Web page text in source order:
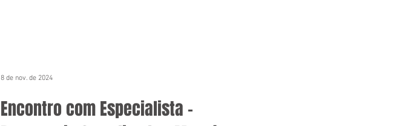
Encontro com Especialista –
8 de nov. de 2024